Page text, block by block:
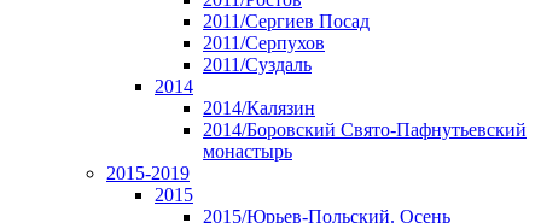
2011/Сергиев Посад
2011/Серпухов
2011/Суздаль
2014
2014/Калязин
2014/Боровский Свято-Пафнутьевский
монастырь
2015-2019
2015
2015/Юрьев-Польский. Осень